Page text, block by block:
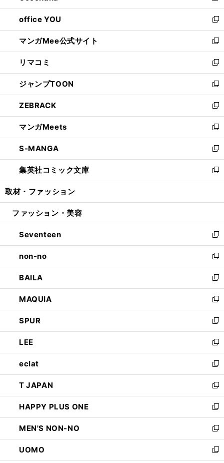
開
く
ウ
で
開
く
ウ
ィ
ン
ド
ウ
で
開
く
し
い
ウ
ィ
ン
ド
ウ
で
開
く
office YOU
新
し
い
ウ
ィ
ン
ド
ウ
で
開
く
マンガMee公式サイト
新
し
い
ウ
ィ
ン
ド
ウ
で
開
く
リマコミ
新
し
い
ウ
ィ
ン
ド
ウ
で
開
く
ジャンプTOON
新
し
い
ウ
ィ
ン
ド
ウ
で
開
ZEBRACK
新
し
い
ウ
ィ
ン
ド
ウ
開
マンガMeets
新
し
い
ウ
ィ
ン
ウ
開
く
S-MANGA
新
し
い
ウ
ン
ウ
で
開
く
集英社コミック文庫
新
し
ウ
ン
ド
ウ
で
開
く
取材・ファッション
ファッション・美容
Seventeen
新
し
い
ウ
ィ
ン
ド
ウ
で
開
く
non-no
新
し
い
ウ
ィ
ン
ド
ウ
で
開
く
BAILA
新
し
い
ウ
ィ
ン
ド
ウ
で
開
く
MAQUIA
新
し
い
ウ
ィ
ン
ド
ウ
で
開
く
SPUR
新
し
い
ウ
ィ
ン
ド
ウ
で
開
く
LEE
新
し
い
ウ
ィ
ン
ド
ウ
で
開
く
eclat
新
し
い
ウ
ィ
ン
ド
ウ
で
開
T JAPAN
新
し
い
ウ
ィ
ン
ド
ウ
HAPPY PLUS ONE
新
し
い
ウ
ィ
MEN'S NON-NO
新
し
い
UOMO
新